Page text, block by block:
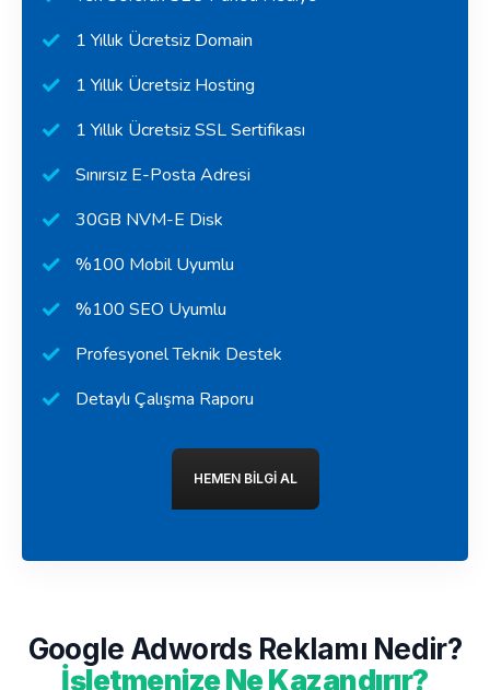
1 Yıllık Ücretsiz Domain
1 Yıllık Ücretsiz Hosting
1 Yıllık Ücretsiz SSL Sertifikası
Sınırsız E-Posta Adresi
30GB NVM-E Disk
%100 Mobil Uyumlu
%100 SEO Uyumlu
Profesyonel Teknik Destek
Detaylı Çalışma Raporu
HEMEN BILGI AL
Google Adwords Reklamı Nedir?
İşletmenize Ne Kazandırır?